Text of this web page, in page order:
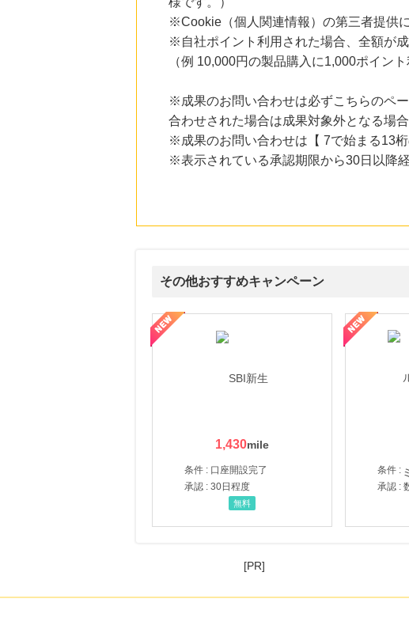
※Cookie（個人関連情報）の第三者提供
※自社ポイント利用された場合、全額が
（例 10,000円の製品購入に1,000ポイン
※成果のお問い合わせは必ずこちらのペ
合わせされた場合は成果対象外となる場合
※成果のお問い合わせは【 7で始まる13
※表示されている承認期限から30日以降
その他おすすめキャンペーン
1,430
条件 : 口座開設完了
承認 : 30日程度
無料
条件 :
承認 :
三井ショッピン
[PR]